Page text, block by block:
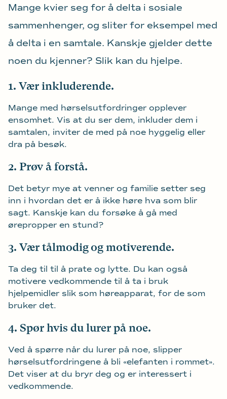
Mange kvier seg for å delta i sosiale
sammenhenger, og sliter for eksempel med
å delta i en samtale. Kanskje gjelder dette
noen du kjenner? Slik kan du hjelpe.
1. Vær inkluderende.
Mange med hørselsutfordringer opplever
ensomhet. Vis at du ser dem, inkluder dem i
samtalen, inviter de med på noe hyggelig eller
dra på besøk.
2. Prøv å forstå.
Det betyr mye at venner og familie setter seg
inn i hvordan det er å ikke høre hva som blir
sagt. Kanskje kan du forsøke å gå med
ørepropper en stund?
3. Vær tålmodig og motiverende.
Ta deg til til å prate og lytte. Du kan også
motivere vedkommende til å ta i bruk
hjelpemidler slik som høreapparat, for de som
bruker det.
4. Spør hvis du lurer på noe.
Ved å spørre når du lurer på noe, slipper
hørselsutfordringene å bli «elefanten i rommet».
Det viser at du bryr deg og er interessert i
vedkommende.